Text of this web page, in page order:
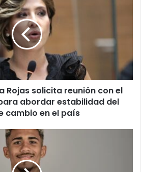
Rojas solicita reunión con el
abordar estabilidad del
cambio en el país